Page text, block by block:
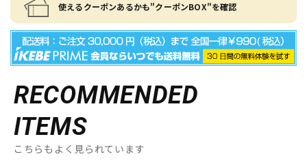
使えるクーポンあるかも"クーポンBOX"を確認
RECOMMENDED
ITEMS
こちらもよく見られています